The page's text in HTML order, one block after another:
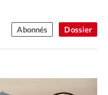
Dossier
Abonnés